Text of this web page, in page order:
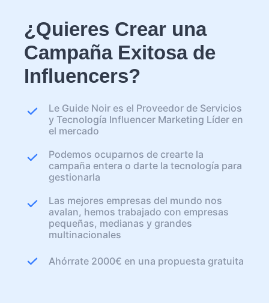
¿Quieres Crear una
Campaña Exitosa de
Influencers?
Le Guide Noir es el Proveedor de Servicios
y Tecnología Influencer Marketing Líder en
el mercado
Podemos ocuparnos de crearte la
campaña entera o darte la tecnología para
gestionarla
Las mejores empresas del mundo nos
avalan, hemos trabajado con empresas
pequeñas, medianas y grandes
multinacionales
Ahórrate 2000€ en una propuesta gratuita